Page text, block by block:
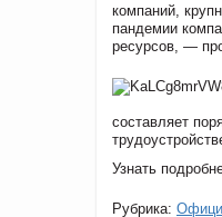
компаний,
пандемии
ресурсов, —
составляет
Узнать
Рубрика: